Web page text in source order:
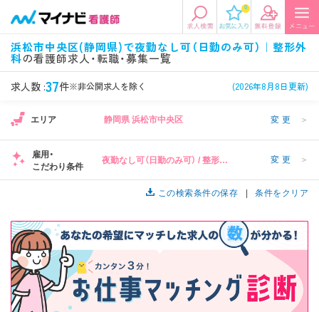
0
浜松市中央区(静岡県)で夜勤なし可（日勤のみ可）｜整形外
科の看護師求人・転職・募集一覧
求人数 :37件※非公開求人を除く (2026年8月8日更新)
エリアから探す
エリアから探す
関東 北陸・信越
東海 関西
九州・沖縄
希望の求人条件を選択
条件項目の選択に戻る
資格 勤務形態
施設形態
病院、クリニック・診療所など
担当業務
病棟、外来など
美容外科、
循環器内科など
未経験歓迎、
土日祝休みなど
年収
年収500万円以上など 正社員、契約社員など
エリア 静岡県 浜松市中央区 変更 ＞
雇用・
こだわり条件
夜勤なし可（日勤のみ可） / 整形外
変更 ＞
この検索条件の保存 条件をクリア